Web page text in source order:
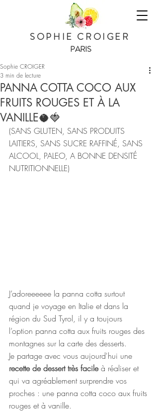
SOPHIE CROIGER
PARIS
PANNA COTTA COCO AUX
FRUITS ROUGES ET À LA
VANILLE🥥🍓
Sophie CROIGER
3 min de lecture
(SANS GLUTEN, SANS PRODUITS
LAITIERS, SANS SUCRE RAFFINÉ, SANS
ALCOOL, PALEO, A BONNE DENSITÉ
NUTRITIONNELLE)
J’adoreeeeee la panna cotta surtout
quand je voyage en Italie et dans la
région du Sud Tyrol, il y a toujours
l’option panna cotta aux fruits rouges des
montagnes sur la carte des desserts.
Je partage avec vous aujourd'hui une
recette de dessert très facile à réaliser et
qui va agréablement surprendre vos
proches : une panna cotta coco aux fruits
rouges et à vanille.